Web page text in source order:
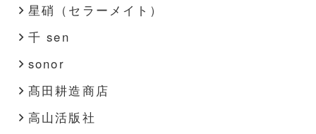
星硝（セラーメイト）
千 sen
sonor
髙田耕造商店
高山活版社